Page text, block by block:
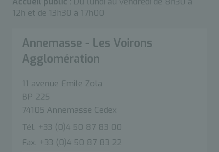
12h et de 13h30 à 17h00
Annemasse - Les Voirons
Agglomération
11 avenue Emile Zola
BP 225
74105 Annemasse Cedex
Tél. +33 (0)4 50 87 83 00
Fax. +33 (0)4 50 87 83 22